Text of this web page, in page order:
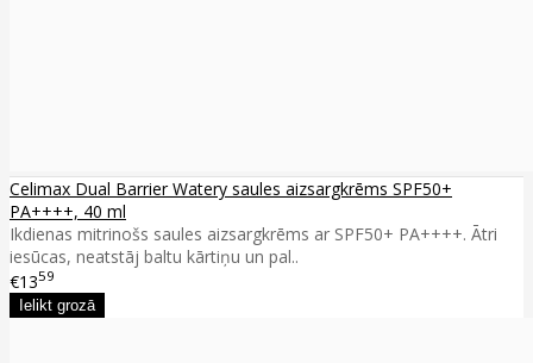
Celimax Dual Barrier Watery saules aizsargkrēms SPF50+
PA++++, 40 ml
Ikdienas mitrinošs saules aizsargkrēms ar SPF50+ PA++++. Ātri
iesūcas, neatstāj baltu kārtiņu un pal..
€1359